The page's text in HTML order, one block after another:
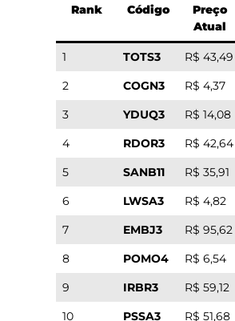
Rank Código
Preço
Atual
1 TOTS3 R$ 43,49
2
COGN3 R$ 4,37
3
YDUQ3 R$ 14,08
4
RDOR3 R$ 42,64
5
SANB11 R$ 35,91
6
LWSA3 R$ 4,82
7
EMBJ3 R$ 95,62
8
POMO4 R$ 6,54
9
IRBR3 R$ 59,12
10
PSSA3 R$ 51,68